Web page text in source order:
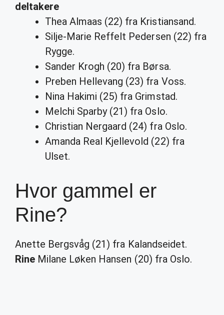
deltakere
Thea Almaas (22) fra Kristiansand.
Silje-Marie Reffelt Pedersen (22) fra
Rygge.
Sander Krogh (20) fra Børsa.
Preben Hellevang (23) fra Voss.
Nina Hakimi (25) fra Grimstad.
Melchi Sparby (21) fra Oslo.
Christian Nergaard (24) fra Oslo.
Amanda Real Kjellevold (22) fra
Ulset.
Hvor gammel er
Rine?
Anette Bergsvåg (21) fra Kalandseidet.
Rine Milane Løken Hansen (20) fra Oslo.